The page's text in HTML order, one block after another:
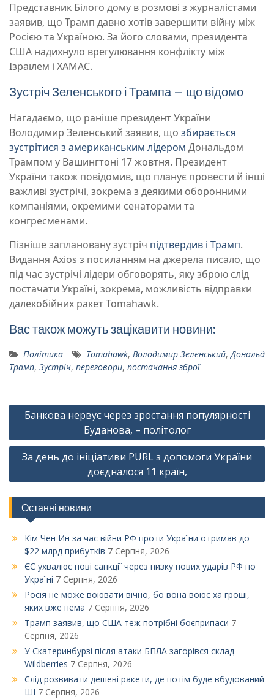
Представник Білого дому в розмові з журналістами
заявив, що Трамп давно хотів завершити війну між
Росією та Україною. За його словами, президента
США надихнуло врегулювання конфлікту між
Ізраїлем і ХАМАС.
Зустріч Зеленського і Трампа – що відомо
Нагадаємо, що раніше президент України
Володимир Зеленський заявив, що збирається
зустрітися з американським лідером Дональдом
Трампом у Вашингтоні 17 жовтня. Президент
України також повідомив, що планує провести й інші
важливі зустрічі, зокрема з деякими оборонними
компаніями, окремими сенаторами та
конгресменами.
Пізніше заплановану зустріч підтвердив і Трамп.
Видання Axios з посиланням на джерела писало, що
під час зустрічі лідери обговорять, яку зброю слід
постачати Україні, зокрема, можливість відправки
далекобійних ракет Tomahawk.
Вас також можуть зацікавити новини:
Політика Tomahawk, Володимир Зеленський,Дональд
Трамп, Зустріч, переговори, постачання зброї
Навігація
Банкова нервує через зростання популярності
Буданова, – політолог
За день до ініціативи PURL з допомоги України
доєдналося 11 країн,
Останні новини
Кім Чен Ин за час війни РФ проти України отримав до
$22 млрд прибутків 7 Серпня, 2026
ЄС ухвалює нові санкції через низку нових ударів РФ по
Україні 7 Серпня, 2026
Росія не може воювати вічно, бо вона воює ха гроші,
яких вже нема 7 Серпня, 2026
Трамп заявив, що США теж потрібні боєприпаси 7
Серпня, 2026
У Єкатеринбурзі після атаки БПЛА загорівся склад
Wildberries 7 Серпня, 2026
Слід розвивати дешеві ракети, де потім буде вбудований
ШІ 7 Серпня, 2026